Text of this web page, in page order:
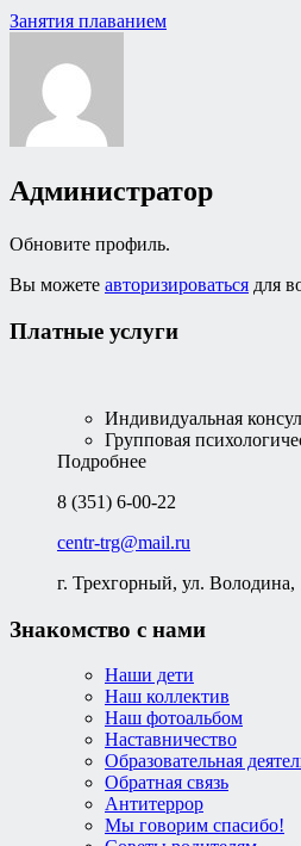
Навигация
записям
Занятия плаванием
Администратор
Обновите профиль.
Вы можете авторизироваться для
Платные услуги
Индивидуальная
Групповая
Подробнее
8 (351) 6-00-22
centr-trg@mail.ru
г. Трехгорный, ул. Володина,
Знакомство с нами
Наши дети
Наш коллектив
Наш фотоальбом
Наставничество
Образовательная
Обратная связь
Антитеррор
Мы говорим спасибо!